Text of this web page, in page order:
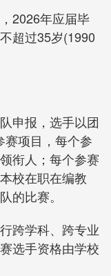
2026年应届毕
超过35岁(1990
申报，选手以团
赛项目，每个参
衔人；每个参赛
校在职在编教
的比赛。
跨学科、跨专业
选手资格由学校